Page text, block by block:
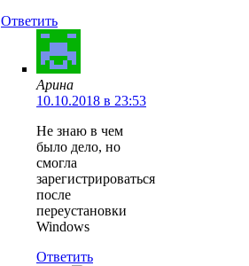
Ответить
Арина
10.10.2018 в 23:53
Не знаю в чем
было дело, но
смогла
зарегистрироваться
после
переустановки
Windows
Ответить